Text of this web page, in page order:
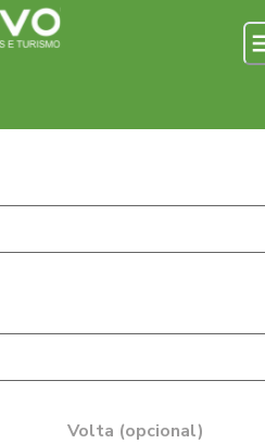
Volta (opcional)